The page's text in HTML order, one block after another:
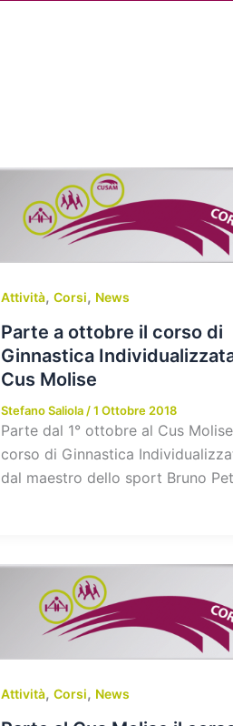
Attività, Corsi, News
Parte a ottobre il corso di
Ginnastica
Cus Molise
Stefano Saliola /1 Ottobre 2018
Parte dal 1° ottobre al Cus
corso di Ginnastica
dal maestro dello sport Bruno
Attività, Corsi, News